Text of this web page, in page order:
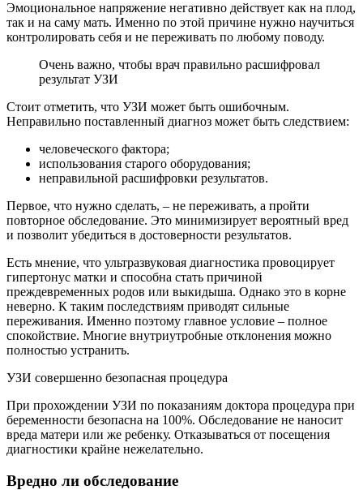
Эмоциональное напряжение негативно действует как на плод,
так и на саму мать. Именно по этой причине нужно научиться
контролировать себя и не переживать по любому поводу.
Очень важно, чтобы врач правильно расшифровал
результат УЗИ
Стоит отметить, что УЗИ может быть ошибочным.
Неправильно поставленный диагноз может быть следствием:
человеческого фактора;
использования старого оборудования;
неправильной расшифровки результатов.
Первое, что нужно сделать, – не переживать, а пройти
повторное обследование. Это минимизирует вероятный вред
и позволит убедиться в достоверности результатов.
Есть мнение, что ультразвуковая диагностика провоцирует
гипертонус матки и способна стать причиной
преждевременных родов или выкидыша. Однако это в корне
неверно. К таким последствиям приводят сильные
переживания. Именно поэтому главное условие – полное
спокойствие. Многие внутриутробные отклонения можно
полностью устранить.
УЗИ совершенно безопасная процедура
При прохождении УЗИ по показаниям доктора процедура при
беременности безопасна на 100%. Обследование не наносит
вреда матери или же ребенку. Отказываться от посещения
диагностики крайне нежелательно.
Вредно ли обследование